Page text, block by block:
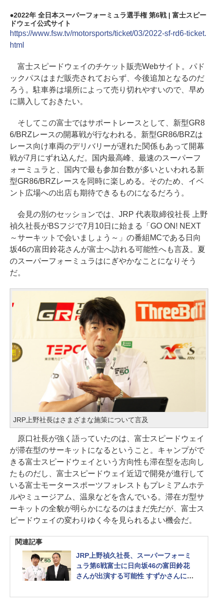
2022年 全日本スーパーフォーミュラ選手権 第6戦 | 富士スピー
ドウェイ公式サイト
https://www.fsw.tv/motorsports/ticket/03/2022-sf-rd6-ticket.
html
富士スピードウェイのチケット販売Webサイト。パド
ックパスはまだ販売されておらず、今後追加となるのだ
ろう。駐車券は場所によって売り切れやすいので、早め
に購入しておきたい。
そしてこの富士ではサポートレースとして、新型GR8
6/BRZレースの開幕戦が行なわれる。新型GR86/BRZは
レース向け車両のデリバリーが遅れた関係もあって開幕
戦が7月にずれ込んだ。国内最高峰、最速のスーパーフ
ォーミュラと、国内で最も参加台数が多いといわれる新
型GR86/BRZレースを同時に楽しめる。そのため、イベ
ント広場への出店も期待できるものになるだろう。
会見の別のセッションでは、JRP 代表取締役社長 上野
禎久社長がBSフジで7月10日に始まる「GO ON! NEXT
～サーキットで会いましょう～」の番組MCである日向
坂46の富田鈴花さんが富士へ訪れる可能性へも言及。夏
のスーパーフォーミュラはにぎやかなことになりそう
だ。
JRP上野社長はさまざまな施策について言及
原口社長が強く語っていたのは、富士スピードウェイ
が滞在型のサーキットになるということ。キャンプがで
きる富士スピードウェイという方向性も滞在型を志向し
たものだし、富士スピードウェイ近辺で開発が進行して
いる富士モータースポーツフォレストもプレミアムホテ
ルやミュージアム、温泉などを含んでいる。滞在ガ型サ
ーキットの全貌が明らかになるのはまだ先だが、富士ス
ピードウェイの変わりゆく今を見られるよい機会だ。
関連記事
JRP上野禎久社長、スーパーフォーミ
ュラ第6戦富士に日向坂46の富田鈴花
さんが出演する可能性 すずかさんに富